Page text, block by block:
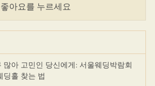
아요를 누르세요
많아 고민인 당신에게: 서울웨딩박람회
딩홀 찾는 법